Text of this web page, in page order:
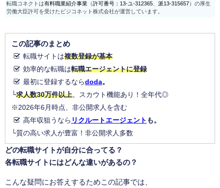
転職コネクトは有料職業紹介事業 （許可番号：13-ユ-312365 派13-315657）の厚生
労働大臣許可を受けたビジコネット株式会社が運営しています。
この記事のまとめ
転職サイトは複数登録が基本
効率的な転職は転職エージェントに登録
最初に登録するならdoda。
└求人数30万件以上。スカウト機能あり！全年代◎
※2026年6月時点、非公開求人を含む
高年収狙うなら リクルートエージェント も。
└質の高い求人が豊富！非公開求人多数
どの転職サイトが自分に合ってる？
各転職サイトにはどんな違いがあるの？
こんな疑問にお答えするためこの記事では、